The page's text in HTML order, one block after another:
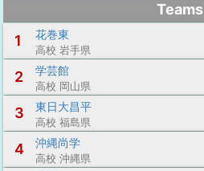
Teams
1
花巻東
高校 岩手県
2 学芸館
高校 岡山県
3 東日大昌平
高校 福島県
4 沖縄尚学
高校 沖縄県